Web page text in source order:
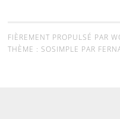
FIÈREMENT PROPULSÉ PAR
THÈME : SOSIMPLE PAR